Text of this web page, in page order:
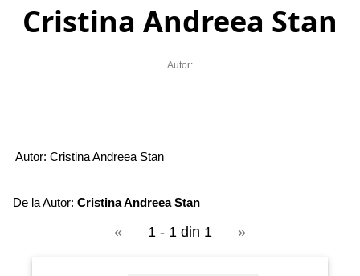
Cristina Andreea Stan
Autor:
Autor: Cristina Andreea Stan
De la Autor: Cristina Andreea Stan
« 1 - 1 din 1 »